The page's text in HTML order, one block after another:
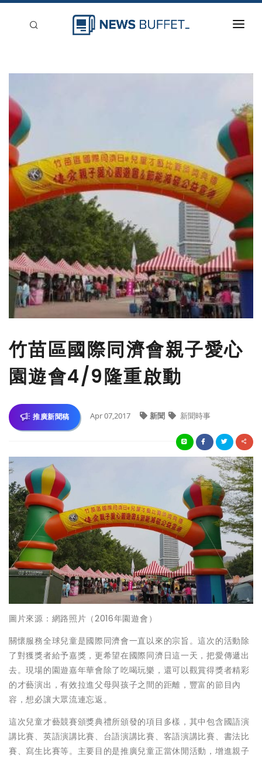
竹苗區國際同濟會親子愛心
園遊會4/9隆重啟動
推廣新聞稿 Apr 07,2017 新聞 新聞時事
圖片來源：網路照片（2016年園遊會）
關懷服務全球兒童是國際同濟會一直以來的宗旨。這次的活動除
了對獲獎者給予嘉獎，更希望在國際同濟日這一天，把愛傳遞出
去。現場的園遊嘉年華會除了吃喝玩樂，還可以觀賞得獎者精彩
的才藝演出，有效拉進父母與孩子之間的距離，豐富的節目內
容，想必讓大眾流連忘返。
這次兒童才藝競賽頒獎典禮所頒發的項目多樣，其中包含國語演
講比賽、英語演講比賽、台語演講比賽、客語演講比賽、書法比
賽、寫生比賽等。主要目的是推廣兒童正當休閒活動，增進親子